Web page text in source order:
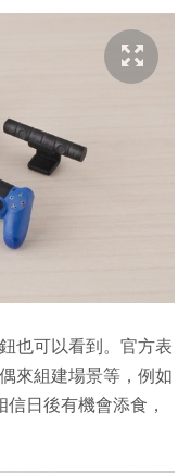
也可以看到。官方表
來組建場景等，例如
日後有機會添食，